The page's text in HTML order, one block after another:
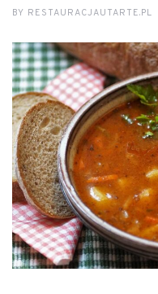
BY RESTAURACJAUTARTE.PL